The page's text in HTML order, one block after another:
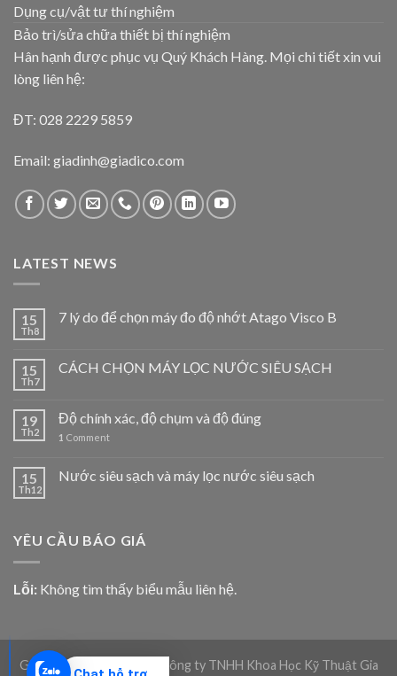
Dụng cụ/vật tư thí nghiệm
Bảo trì/sửa chữa thiết bị thí nghiệm
Hân hạnh được phục vụ Quý Khách Hàng. Mọi chi tiết xin vui
lòng liên hệ:
ĐT: 028 2229 5859
Email: giadinh@giadico.com
LATEST NEWS
15
Th8
7 lý do để chọn máy đo độ nhớt Atago Visco B
15
Th7
CÁCH CHỌN MÁY LỌC NƯỚC SIÊU SẠCH
19
Th2
Độ chính xác, độ chụm và độ đúng
1 Comment
15
Th12
Nước siêu sạch và máy lọc nước siêu sạch
YÊU CẦU BÁO GIÁ
Lỗi: Không tìm thấy biểu mẫu liên hệ.
Giadico.com | Bản quyền Công ty TNHH Khoa Học Kỹ Thuật Gia